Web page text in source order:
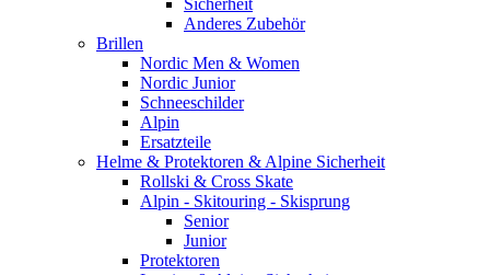
Sicherheit
Anderes Zubehör
Brillen
Nordic Men & Women
Nordic Junior
Schneeschilder
Alpin
Ersatzteile
Helme & Protektoren & Alpine Sicherheit
Rollski & Cross Skate
Alpin - Skitouring - Skisprung
Senior
Junior
Protektoren